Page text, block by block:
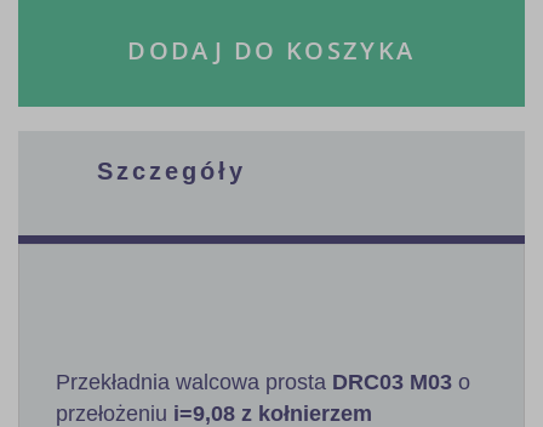
DODAJ DO KOSZYKA
Szczegóły
Przekładnia walcowa prosta DRC03 M03 o
przełożeniu i=9,08 z kołnierzem